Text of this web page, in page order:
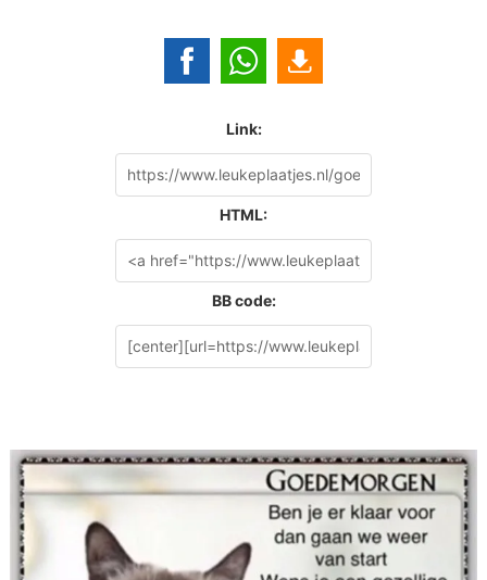
Link:
HTML:
BB code: